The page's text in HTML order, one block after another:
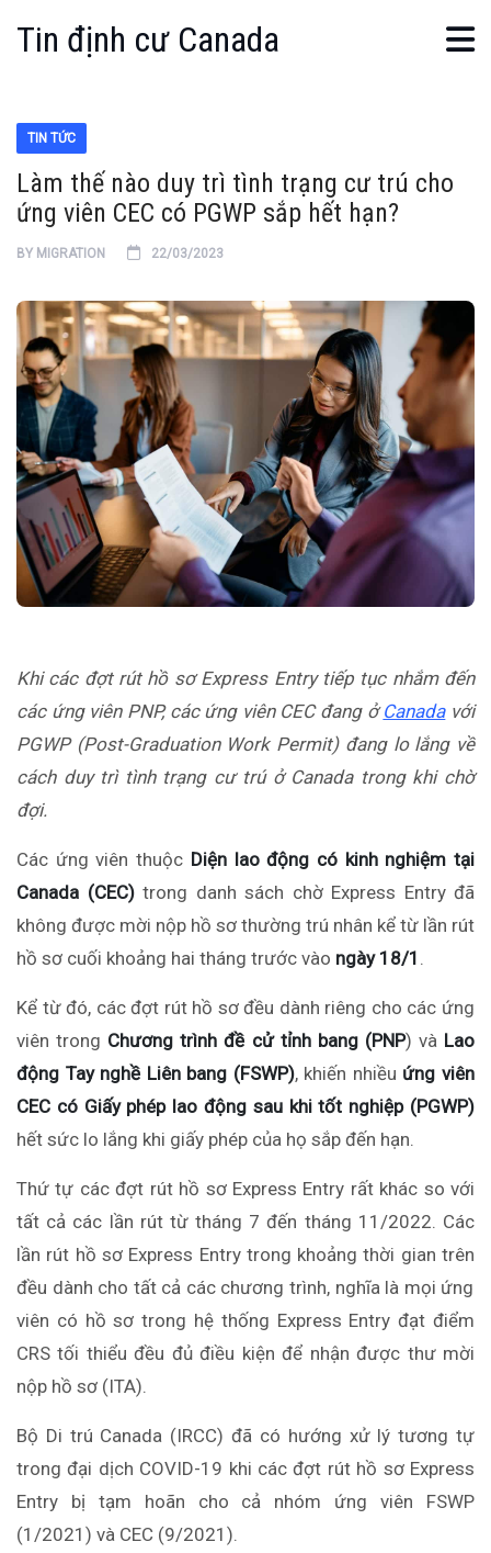
Tin định cư Canada
TIN TỨC
Làm thế nào duy trì tình trạng cư trú cho
ứng viên CEC có PGWP sắp hết hạn?
BY MIGRATION 22/03/2023
Khi các đợt rút hồ sơ Express Entry tiếp tục nhắm đến
các ứng viên PNP, các ứng viên CEC đang ởCanadavới
PGWP (Post-Graduation Work Permit) đang lo lắng về
cách duy trì tình trạng cư trú ở Canada trong khi chờ
đợi.
Các ứng viên thuộc Diện lao động có kinh nghiệm tại
Canada (CEC)trong danh sách chờ Express Entry đã
không được mời nộp hồ sơ thường trú nhân kể từ lần rút
hồ sơ cuối khoảng hai tháng trước vào ngày 18/1 .
Kể từ đó, các đợt rút hồ sơ đều dành riêng cho các ứng
viên trong Chương trình đề cử tỉnh bang (PNP) và Lao
động Tay nghề Liên bang (FSWP), khiến nhiều ứng viên
CEC có Giấy phép lao động sau khi tốt nghiệp (PGWP)
hết sức lo lắng khi giấy phép của họ sắp đến hạn.
Thứ tự các đợt rút hồ sơ Express Entry rất khác so với
tất cả các lần rút từ tháng 7 đến tháng 11/2022. Các
lần rút hồ sơ Express Entry trong khoảng thời gian trên
đều dành cho tất cả các chương trình, nghĩa là mọi ứng
viên có hồ sơ trong hệ thống Express Entryđạt điểm
CRS tối thiểu đều đủ điều kiện để nhận được thư mời
nộp hồ sơ (ITA).
Bộ Di trú Canada (IRCC) đã có hướng xử lý tương tự
trong đại dịch COVID-19 khi các đợt rút hồ sơ Express
Entry bị tạm hoãn cho cả nhóm ứng viên FSWP
(1/2021) và CEC (9/2021).